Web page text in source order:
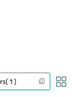
1